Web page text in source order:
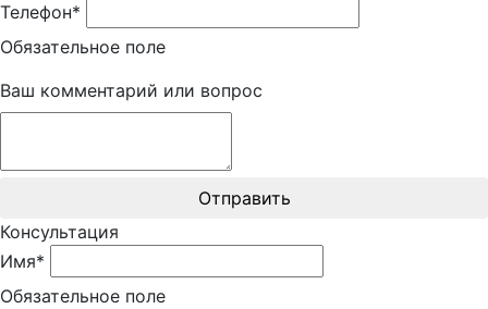
Телефон*
Обязательное поле
Ваш комментарий или вопрос
Отправить
Консультация
Имя*
Обязательное поле